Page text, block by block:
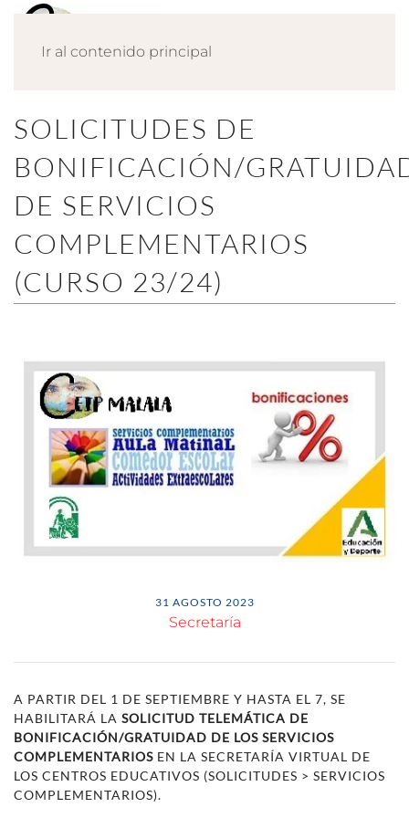
Ir al contenido principal
SOLICITUDES DE
BONIFICACIÓN/
DE SERVICIOS
COMPLEMENTARIOS
(CURSO 23/24)
31 AGOSTO 2023
Secretaría
A PARTIR DEL 1 DE SEPTIEMBRE Y HASTA EL 7, SE
HABILITARÁ LA SOLICITUD TELEMÁTICA DE
BONIFICACIÓN/GRATUIDAD DE LOS SERVICIOS
COMPLEMENTARIOS EN LA SECRETARÍA VIRTUAL DE
LOS CENTROS EDUCATIVOS (SOLICITUDES > SERVICIOS
COMPLEMENTARIOS).